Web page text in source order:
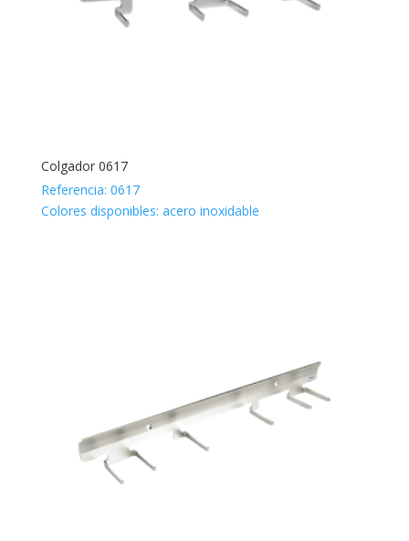
Colgador 0617
Referencia: 0617
Colores disponibles: acero inoxidable